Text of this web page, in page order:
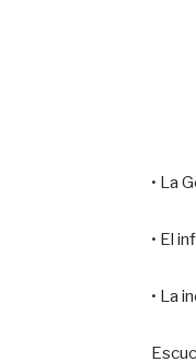
• La
• El
• La